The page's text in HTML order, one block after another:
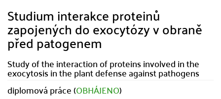
Studium interakce proteinů
zapojených do exocytózy v obraně
před patogenem
Study of the interaction of proteins involved in the
exocytosis in the plant defense against pathogens
diplomová práce (OBHÁJENO)